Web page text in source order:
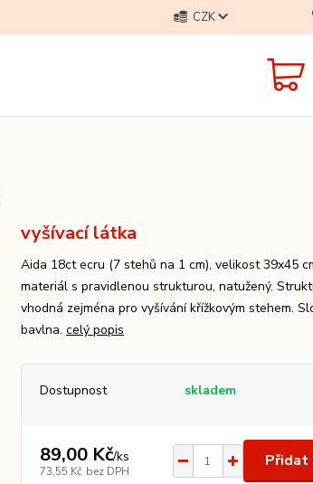
CZK
vyšívací látka
Aida 18ct ecru (7 stehů na 1 cm), velikost 39x45
materiál s pravidlenou strukturou, natužený.
vhodná zejména pro vyšívání křížkovým stehem.
bavlna. celý popis
Dostupnost skladem
89,00 Kč/ks
73,55 Kč bez DPH
Přidat